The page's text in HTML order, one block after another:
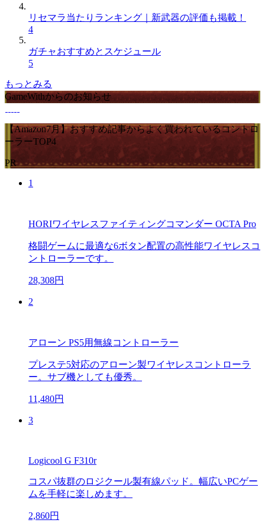
リセマラ当たりランキング｜新武器の評価も掲載！
4
ガチャおすすめとスケジュール
5
もっとみる
GameWithからのお知らせ
【Amazon7月】おすすめ記事からよく買われているコントロ
ーラーTOP4
PR
1
HORIワイヤレスファイティングコマンダー OCTA Pro
格闘ゲームに最適な6ボタン配置の高性能ワイヤレスコ
ントローラーです。
28,308円
2
アローン PS5用無線コントローラー
プレステ5対応のアローン製ワイヤレスコントローラ
ー。サブ機としても優秀。
11,480円
3
Logicool G F310r
コスパ抜群のロジクール製有線パッド。幅広いPCゲー
ムを手軽に楽しめます。
2,860円